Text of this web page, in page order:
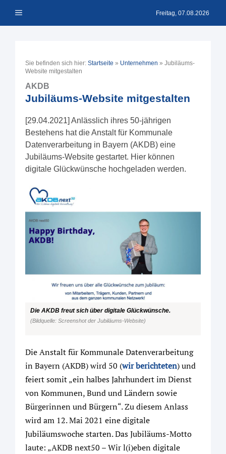
Inhalt Menü Freitag, 07.08.2026
Sie befinden sich hier: Startseite » Unternehmen » Jubiläums-
Website mitgestalten
AKDB
Jubiläums-Website mitgestalten
[29.04.2021] Anlässlich ihres 50-jährigen
Bestehens hat die Anstalt für Kommunale
Datenverarbeitung in Bayern (AKDB) eine
Jubiläums-Website gestartet. Hier können
digitale Glückwünsche hochgeladen werden.
Die AKDB freut sich über digitale Glückwünsche.
(Bildquelle: Screenshot der Jubiläums-Website)
Die Anstalt für Kommunale Datenverarbeitung
in Bayern (AKDB) wird 50 (wir berichteten) und
feiert somit „ein halbes Jahrhundert im Dienst
von Kommunen, Bund und Ländern sowie
Bürgerinnen und Bürgern“. Zu diesem Anlass
wird am 12. Mai 2021 eine digitale
Jubiläumswoche starten. Das Jubiläums-Motto
laute: „AKDB next50 – Wir l(i)eben digitale